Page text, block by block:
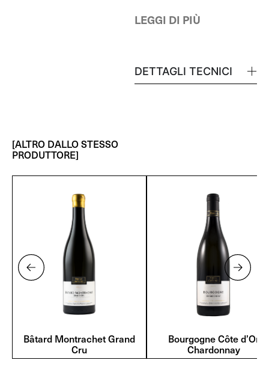
LEGGI DI PIÙ
DETTAGLI TECNICI
[ALTRO DALLO STESSO
PRODUTTORE]
Bâtard Montrachet Grand
Cru
Bourgogne Côte d’Or
Chardonnay